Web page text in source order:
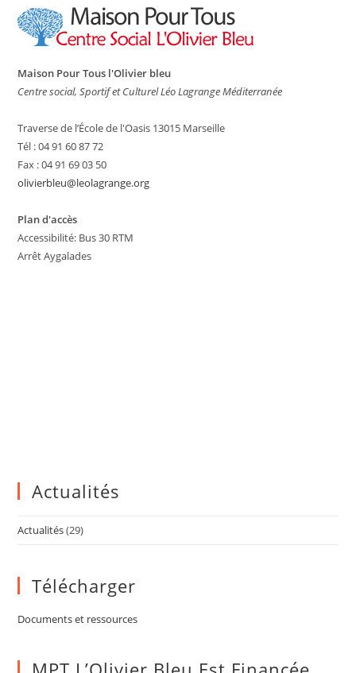
Maison Pour Tous l'Olivier bleu
Centre social, Sportif et Culturel Léo Lagrange Méditerranée
Traverse de l’École de l'Oasis 13015 Marseille
Tél : 04 91 60 87 72
Fax : 04 91 69 03 50
olivierbleu@leolagrange.org
Plan d'accès
Accessibilité: Bus 30 RTM
Arrêt Aygalades
Actualités
Actualités(29)
Télécharger
Documents et ressources